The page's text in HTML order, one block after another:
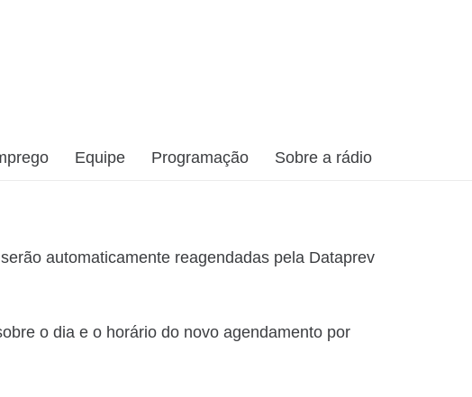
Equipe Programação Sobre a rádio
automaticamente reagendadas pela Dataprev
o dia e o horário do novo agendamento por